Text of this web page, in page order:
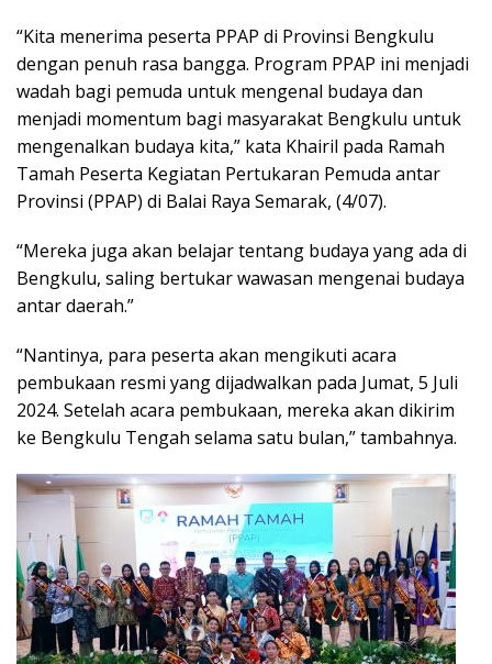
“Kita menerima peserta PPAP di Provinsi Bengkulu
dengan penuh rasa bangga. Program PPAP ini menjadi
wadah bagi pemuda untuk mengenal budaya dan
menjadi momentum bagi masyarakat Bengkulu untuk
mengenalkan budaya kita,” kata Khairil pada Ramah
Tamah Peserta Kegiatan Pertukaran Pemuda antar
Provinsi (PPAP) di Balai Raya Semarak, (4/07).
“Mereka juga akan belajar tentang budaya yang ada di
Bengkulu, saling bertukar wawasan mengenai budaya
antar daerah.”
“Nantinya, para peserta akan mengikuti acara
pembukaan resmi yang dijadwalkan pada Jumat, 5 Juli
2024. Setelah acara pembukaan, mereka akan dikirim
ke Bengkulu Tengah selama satu bulan,” tambahnya.